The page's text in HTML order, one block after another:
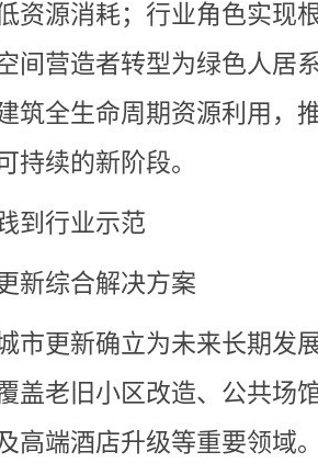
资源消耗；行业角色实现
间营造者转型为绿色人居
筑全生命周期资源利用，
持续的新阶段。
到行业示范
新综合解决方案
市更新确立为未来长期发
盖老旧小区改造、公共场
高端酒店升级等重要领域